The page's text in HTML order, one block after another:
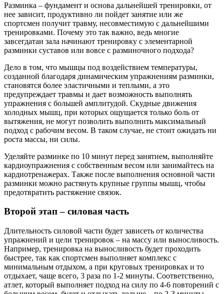
Разминка – фундамент и основа дальнейшей тренировки, от
нее зависит, продуктивно ли пойдет занятие или же
спортсмен получит травму, несовместимую с дальнейшими
тренировками. Почему это так важно, ведь многие
завсегдатаи зала начинают тренировку с элементарной
разминки суставов или вовсе с разминочного подхода?
Дело в том, что мышцы под воздействием температуры,
созданной благодаря динамическим упражнениям разминки,
становятся более эластичными и теплыми, а это
предупреждает травмы и дает возможность выполнять
упражнения с большей амплитудой. Скудные движения
холодных мышц, при которых ощущается только боль от
вытяжения, не могут позволить выполнить максимальный
подход с рабочим весом. В таком случае, не стоит ожидать ни
роста массы, ни силы.
Уделяйте разминке по 10 минут перед занятием, выполняйте
кардиоупражнения с собственным весом или занимайтесь на
кардиотренажерах. Также после выполнения основной части
разминки можно растянуть крупные группы мышц, чтобы
предотвратить растяжение связок.
Второй этап – силовая часть
Длительность силовой части будет зависеть от количества
упражнений и цели тренировок – на массу или выносливость.
Например, тренировка на выносливость будет проходить
быстрее, так как спортсмен выполняет комплекс с
минимальным отдыхом, а при круговых тренировках и то
отдыхает, чаще всего, 3 раза по 1-2 минуты. Соответственно,
атлет, который выполняет подход на силу по 4-6 повторений с